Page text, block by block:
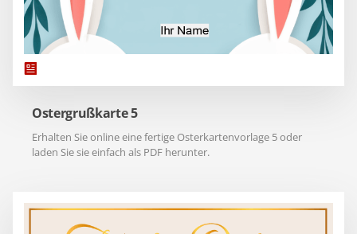
Ostergrußkarte 5
Erhalten Sie online eine fertige Osterkartenvorlage 5 oder
laden Sie sie einfach als PDF herunter.